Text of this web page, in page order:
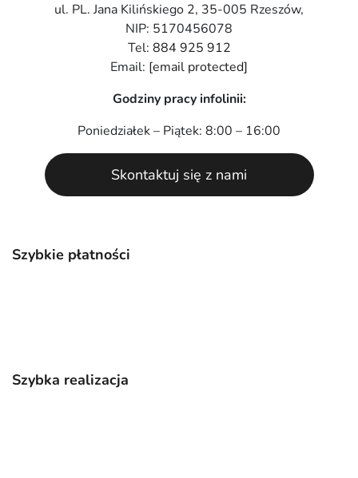
Szybkie płatności
Szybka realizacja
ul. PL. Jana Kilińskiego 2, 35-005 Rzeszów,
NIP: 5170456078
Tel: 884 925 912
Email: [email protected]
Godziny pracy infolinii:
Poniedziałek – Piątek: 8:00 – 16:00
Skontaktuj się z nami